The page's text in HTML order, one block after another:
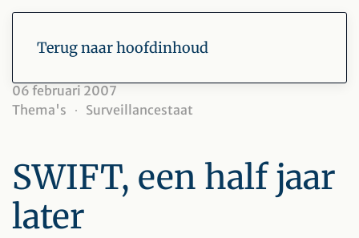
Terug naar hoofdinhoud
06 februari 2007
Thema's
Surveillancestaat
SWIFT, een half jaar
later